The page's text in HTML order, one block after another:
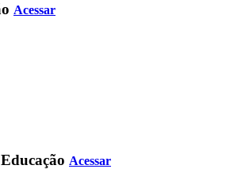
Acessar
Acessar